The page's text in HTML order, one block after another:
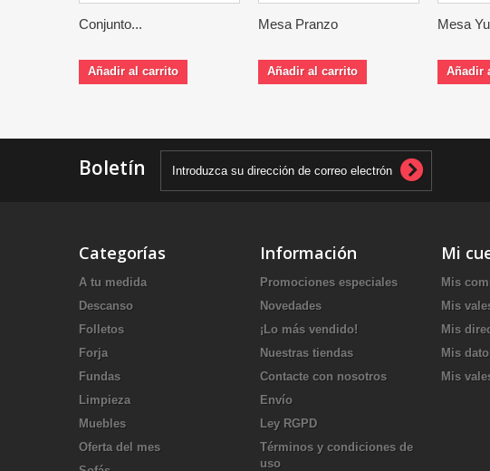
Conjunto...
Añadir al carrito
Mesa Pranzo
Añadir al carrito
Mesa
Añadir
Boletín
Categorías
A tu medida
Descanso
Folletos
Forja
Fundas
Limpieza
Muebles
Oferta del mes
Información
Promociones especiales
Novedades
¡Lo más vendido!
Nuestras tiendas
Contacte con nosotros
Envío
Ley RGPD
Términos y condiciones de
uso
Mi
Mis
Mis
Mis
Mis
Mis